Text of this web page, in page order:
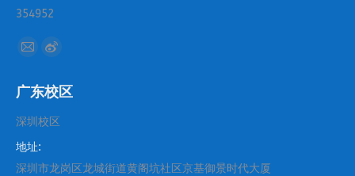
354952
找到我们：
Mail
opens
in
new
Weibo
opens
in
广东校区
深圳校区
地址:
深圳市龙岗区龙城街道黄阁坑社区京基御景时代大厦